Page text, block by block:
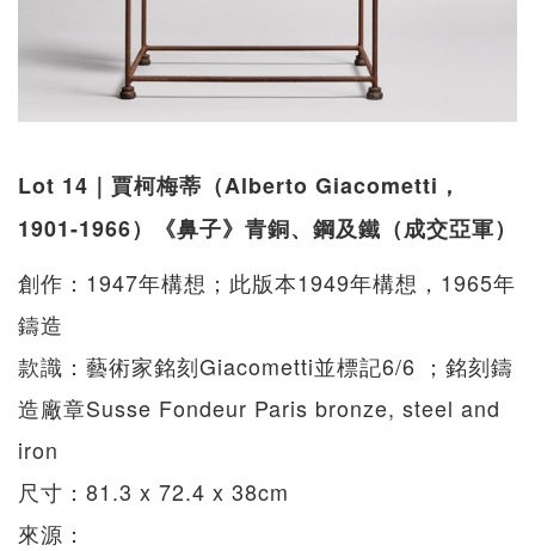
Lot 14｜賈柯梅蒂（Alberto Giacometti，
1901-1966）《鼻子》青銅、鋼及鐵（成交亞軍）
創作：1947年構想；此版本1949年構想，1965年
鑄造
款識：藝術家銘刻Giacometti並標記6/6 ；銘刻鑄
造廠章Susse Fondeur Paris bronze, steel and
iron
尺寸：81.3 x 72.4 x 38cm
來源：